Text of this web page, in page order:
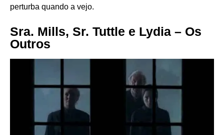
perturba quando a vejo.
Sra. Mills, Sr. Tuttle e Lydia – Os
Outros